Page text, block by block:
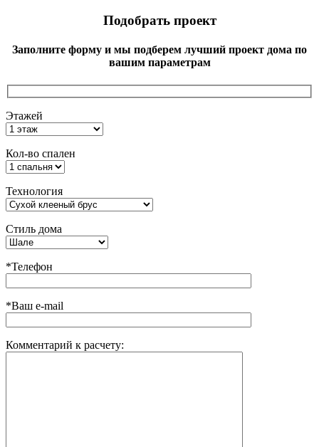
Подобрать проект
Заполните форму и мы подберем лучший проект дома по
вашим параметрам
Этажей
Кол-во спален
Технология
Стиль дома
*Телефон
*Ваш e-mail
Комментарий к расчету: